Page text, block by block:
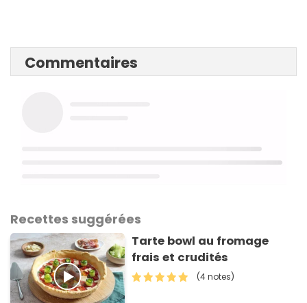
Commentaires
Recettes suggérées
Tarte bowl au fromage
frais et crudités
(4 notes)